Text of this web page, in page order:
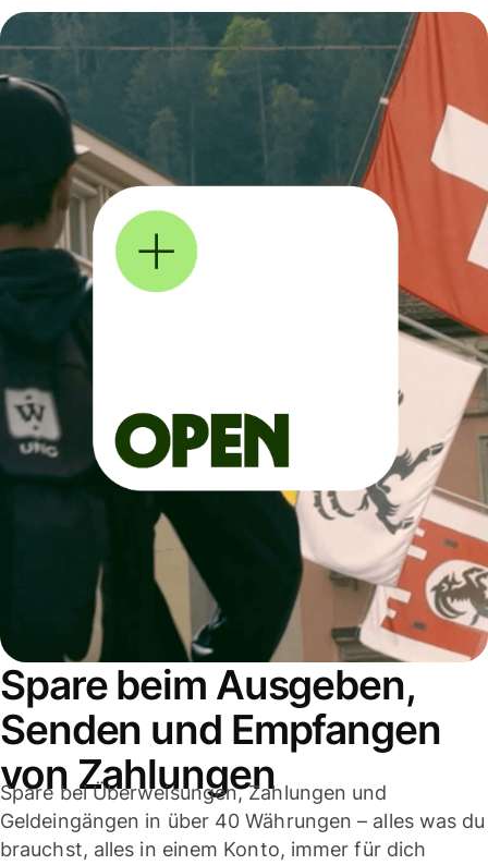
Spare beim Ausgeben,
Senden und Empfangen
von Zahlungen
Spare bei Überweisungen, Zahlungen und
Geldeingängen in über 40 Währungen – alles was du
brauchst, alles in einem Konto, immer für dich